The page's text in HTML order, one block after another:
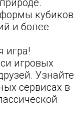
кубиков
и более
игра!
игровых
Узнайте
сервисах в